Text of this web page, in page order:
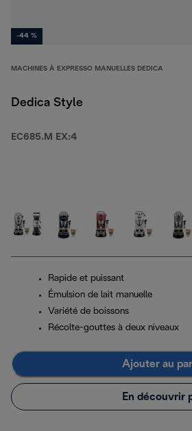
-44 %
MACHINES À EXPRESSO MANUELLES DEDICA
Dedica Style
EC685.M EX:4
Rapide et puissant
Émulsion de lait manuelle
Variété de boissons
Récolte-gouttes à deux niveaux
Ajouter au
En découvrir